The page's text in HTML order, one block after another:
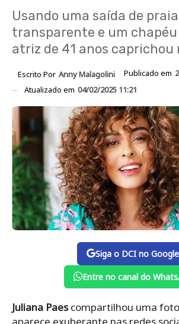
Usando uma saída de praia
transparente e um chapéu
atriz de 41 anos caprichou
Escrito Por Anny Malagolini Publicado em
Atualizado em 04/02/2025 11:21
Siga o DCI no Google
Entre no canal do
Juliana Paescompartilhou uma